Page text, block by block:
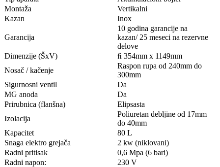
Montaža
Vertikalni
Kazan
Inox
Garancija
10 godina garancije na
kazan/ 25 meseci na rezervne
delove
Dimenzije (ŠxV)
ﬁ 354mm x 1149mm
Nosač / kačenje
Raspon rupa od 240mm do
300mm
Sigurnosni ventil
Da
MG anoda
Da
Prirubnica (flanšna)
Elipsasta
Izolacija
Poliuretan debljine od 17mm
do 40mm
Kapacitet
80 L
Snaga elektro grejača
2 kw (niklovani)
Radni pritisak
0,6 Mpa (6 bari)
Radni napon:
230 V